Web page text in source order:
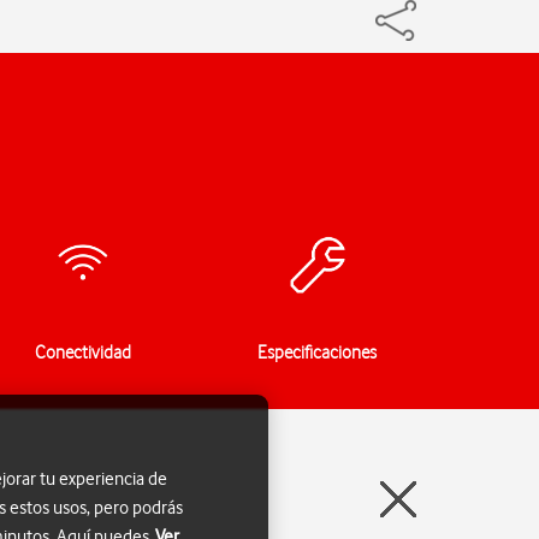
Conectividad Especificaciones
tu experiencia de
estos usos, pero podrás